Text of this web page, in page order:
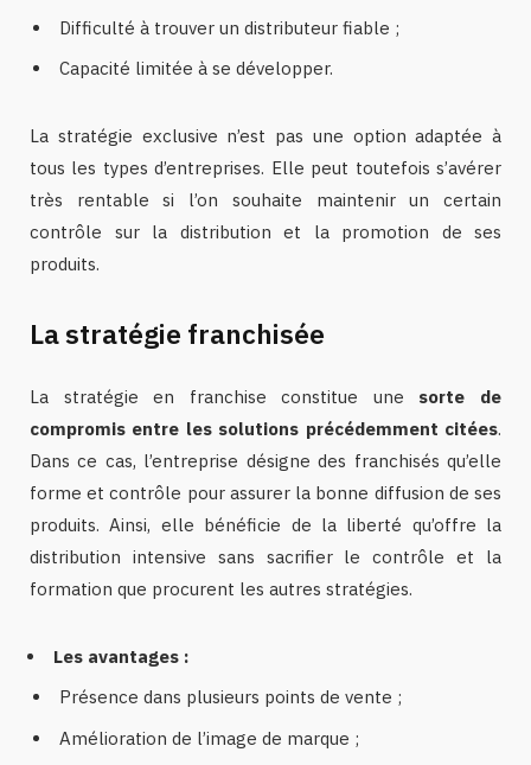
Difficulté à trouver un distributeur fiable ;
Capacité limitée à se développer.
La stratégie exclusive n’est pas une option adaptée à
tous les types d’entreprises. Elle peut toutefois s’avérer
très rentable si l’on souhaite maintenir un certain
contrôle sur la distribution et la promotion de ses
produits.
La stratégie franchisée
La stratégie en franchise constitue une sorte de
compromis entre les solutions précédemment citées.
Dans ce cas, l’entreprise désigne des franchisés qu’elle
forme et contrôle pour assurer la bonne diffusion de ses
produits. Ainsi, elle bénéficie de la liberté qu’offre la
distribution intensive sans sacrifier le contrôle et la
formation que procurent les autres stratégies.
Les avantages :
Présence dans plusieurs points de vente ;
Amélioration de l’image de marque ;